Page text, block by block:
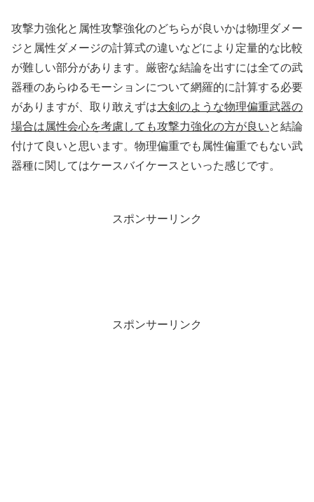
攻撃力強化と属性攻撃強化のどちらが良いかは物理ダメー
ジと属性ダメージの計算式の違いなどにより定量的な比較
が難しい部分があります。厳密な結論を出すには全ての武
器種のあらゆるモーションについて網羅的に計算する必要
がありますが、取り敢えずは大剣のような物理偏重武器の
場合は属性会心を考慮しても攻撃力強化の方が良いと結論
付けて良いと思います。物理偏重でも属性偏重でもない武
器種に関してはケースバイケースといった感じです。
スポンサーリンク
スポンサーリンク